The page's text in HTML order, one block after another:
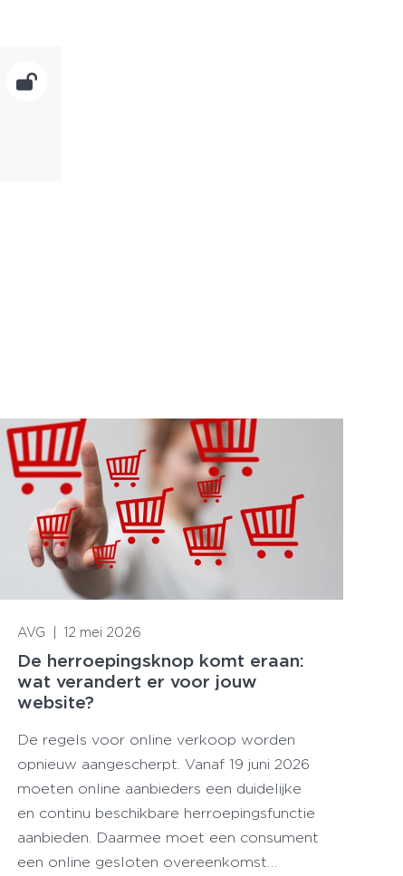
AVG 12 mei 2026
De herroepingsknop komt eraan:
wat verandert er voor jouw
website?
De regels voor online verkoop worden
opnieuw aangescherpt. Vanaf 19 juni 2026
moeten online aanbieders een duidelijke
en continu beschikbare herroepingsfunctie
aanbieden. Daarmee moet een consument
een online gesloten overeenkomst…